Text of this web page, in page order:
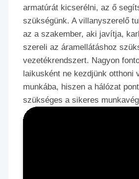
armatúrát kicserélni, az ő
szükségünk. A villanyszerelő
az a szakember, aki javítja,
szereli az áramellátáshoz
vezetékrendszert. Nagyon
laikusként ne kezdjünk otthoni
munkába, hiszen a hálózat
szükséges a sikeres